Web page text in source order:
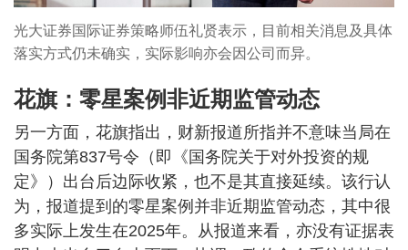
光大证券国际证券策略师伍礼贤表示，目前相关消息及具体
落实方式仍未确实，实际影响亦会因公司而异。
花旗：零星案例非近期监管动态
另一方面，花旗指出，财新报道所指并不意味当局在
国务院第837号令（即《国务院关于对外投资的规
定》）出台后边际收紧，也不是其直接延续。该行认
为，报道提到的零星案例并非近期监管动态，其中很
多实际上发生在2025年。从报道来看，亦没有证据表